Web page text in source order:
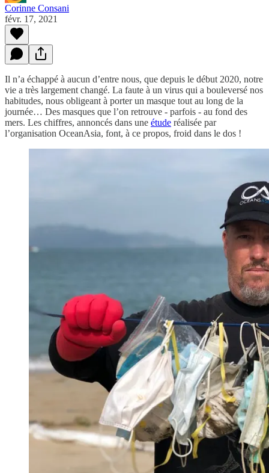
Corinne Consani
févr. 17, 2021
Il n’a échappé à aucun d’entre nous, que depuis le début 2020, notre
vie a très largement changé. La faute à un virus qui a bouleversé nos
habitudes, nous obligeant à porter un masque tout au long de la
journée… Des masques que l’on retrouve - parfois - au fond des
mers. Les chiffres, annoncés dans une étude réalisée par
l’organisation OceanAsia, font, à ce propos, froid dans le dos !